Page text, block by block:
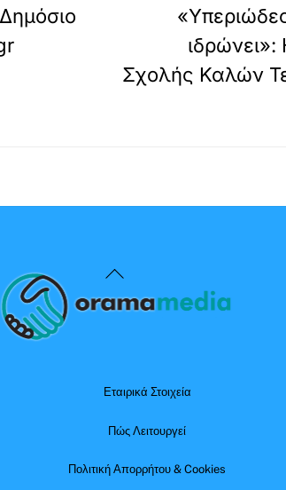
Σχολής Καλών
Back
To
Εταιρικά Στοιχεία
Πώς Λειτουργεί
Πολιτική Απορρήτου & Cookies